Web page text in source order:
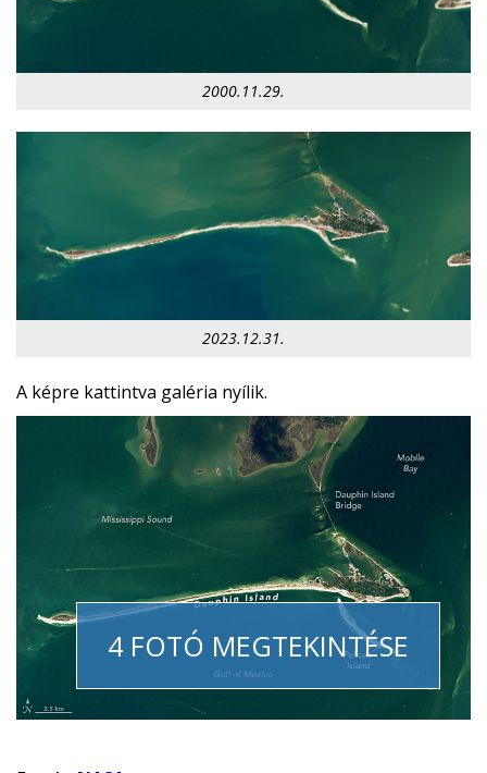
2000.11.29.
2023.12.31.
A képre kattintva galéria nyílik.
4 FOTÓ MEGTEKINTÉSE